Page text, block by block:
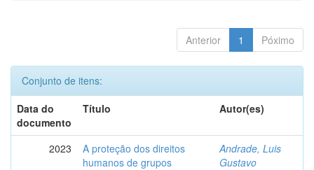
Anterior 1 Póximo
Conjunto de itens:
Data do
documento
Título Autor(es)
2023
A proteção dos direitos
humanos de grupos
Andrade, Luis
Gustavo